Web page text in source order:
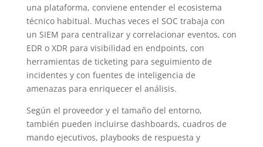
una plataforma, conviene entender el ecosistema
técnico habitual. Muchas veces el SOC trabaja con
un SIEM para centralizar y correlacionar eventos, con
EDR o XDR para visibilidad en endpoints, con
herramientas de ticketing para seguimiento de
incidentes y con fuentes de inteligencia de
amenazas para enriquecer el análisis.
Según el proveedor y el tamaño del entorno,
también pueden incluirse dashboards, cuadros de
mando ejecutivos, playbooks de respuesta y